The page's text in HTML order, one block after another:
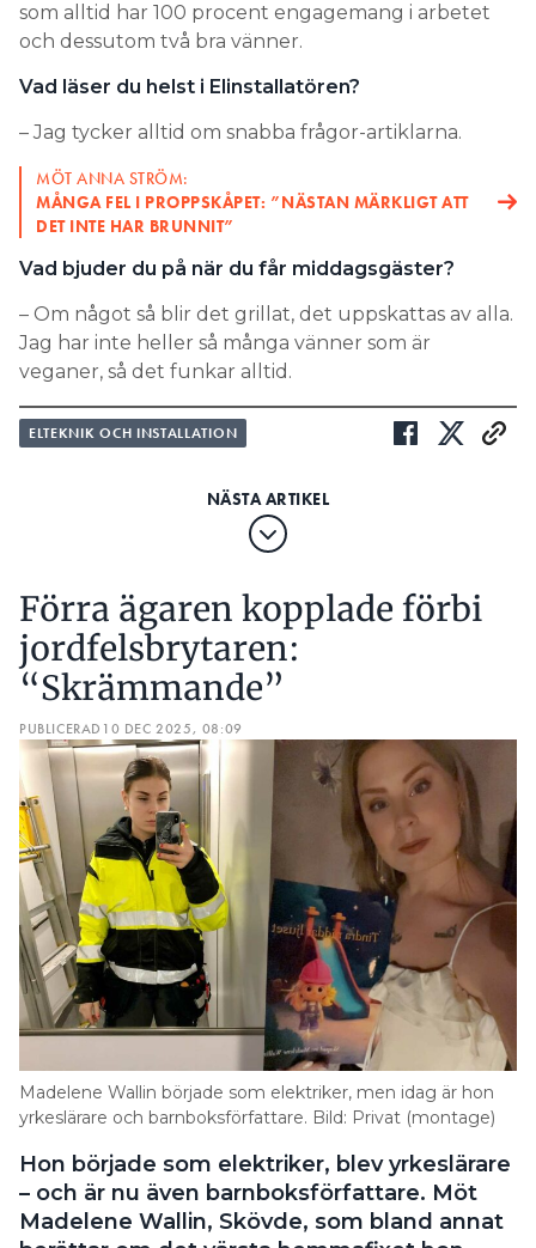
som alltid har 100 procent engagemang i arbetet
och dessutom två bra vänner.
Vad läser du helst i Elinstallatören?
– Jag tycker alltid om snabba frågor-artiklarna.
MÖT ANNA STRÖM:
MÅNGA FEL I PROPPSKÅPET: ”NÄSTAN MÄRKLIGT ATT
DET INTE HAR BRUNNIT”
Vad bjuder du på när du får middagsgäster?
– Om något så blir det grillat, det uppskattas av alla.
Jag har inte heller så många vänner som är
veganer, så det funkar alltid.
ELTEKNIK OCH INSTALLATION
Förra ägaren kopplade förbi
jordfelsbrytaren:
“Skrämmande”
PUBLICERAD 10 DEC 2025, 08:09
Madelene Wallin började som elektriker, men idag är hon
yrkeslärare och barnboksförfattare. Bild: Privat (montage)
Hon började som elektriker, blev yrkeslärare
– och är nu även barnboksförfattare. Möt
Madelene Wallin, Skövde, som bland annat